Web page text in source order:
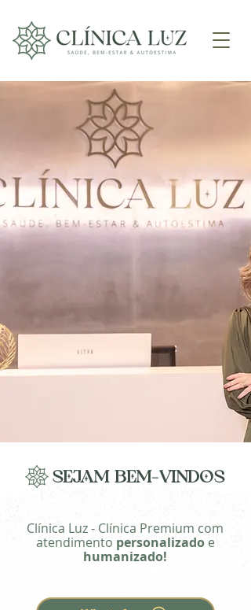
Sejam Bem-VIndos
Clínica Luz - Clínica Premium com
atendimento personalizadoe
humanizado!